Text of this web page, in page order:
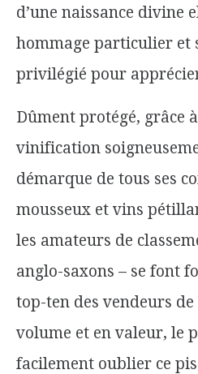
d’une naissance divine
hommage particulier et
privilégié pour
Dûment protégé, grâce
vinification
démarque de tous ses
mousseux et vins
les amateurs de
anglo-saxons – se font
top-ten des vendeurs
volume et en valeur, le
facilement oublier ce